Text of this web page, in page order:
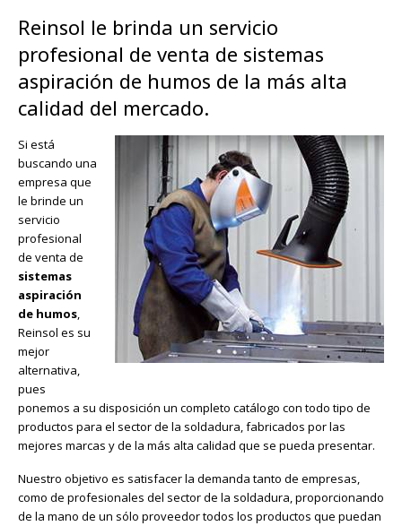
Reinsol le brinda un servicio
profesional de venta de sistemas
aspiración de humos de la más alta
calidad del mercado.
Si está
buscando una
empresa que
le brinde un
servicio
profesional
de venta de
sistemas
aspiración
de humos,
Reinsol es su
mejor
alternativa,
pues
ponemos a su disposición un completo catálogo con todo tipo de
productos para el sector de la soldadura, fabricados por las
mejores marcas y de la más alta calidad que se pueda presentar.
Nuestro objetivo es satisfacer la demanda tanto de empresas,
como de profesionales del sector de la soldadura, proporcionando
de la mano de un sólo proveedor todos los productos que puedan